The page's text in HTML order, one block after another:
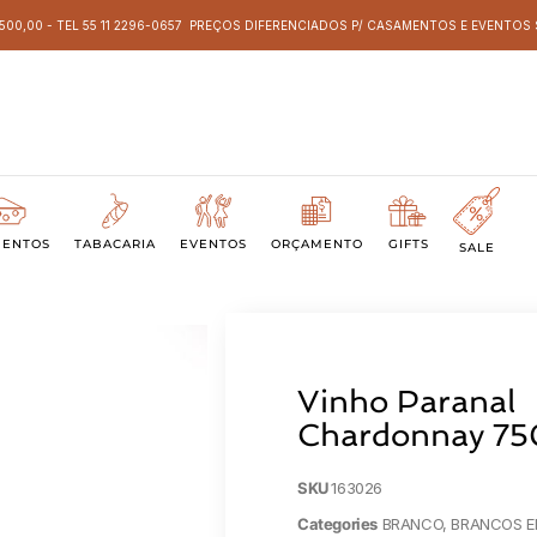
- TEL 55 11 2296-0657 PREÇOS DIFERENCIADOS P/ CASAMENTOS E EVENTOS
TABACARIA EVENTOS ORÇAMENTO GIFTS SALE
Vinho Paranal
Chardonnay
SKU163026
Categories BRANCO, BRANCOS